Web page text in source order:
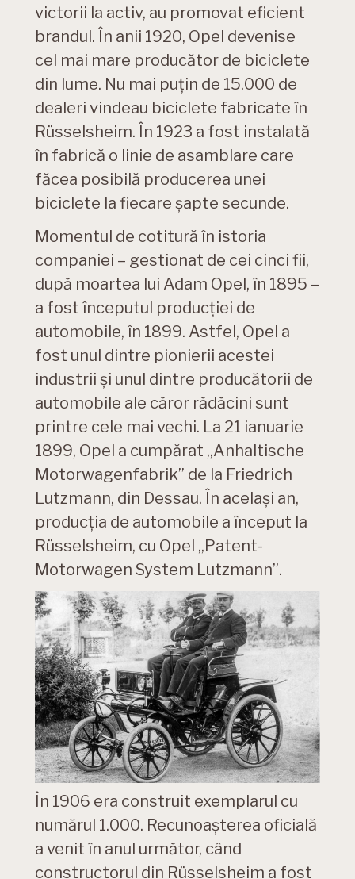
victorii la activ, au promovat eficient
brandul. În anii 1920, Opel devenise
cel mai mare producător de biciclete
din lume. Nu mai puțin de 15.000 de
dealeri vindeau biciclete fabricate în
Rüsselsheim. În 1923 a fost instalată
în fabrică o linie de asamblare care
făcea posibilă producerea unei
biciclete la fiecare șapte secunde.
Momentul de cotitură în istoria
companiei – gestionat de cei cinci fii,
după moartea lui Adam Opel, în 1895 –
a fost începutul producției de
automobile, în 1899. Astfel, Opel a
fost unul dintre pionierii acestei
industrii și unul dintre producătorii de
automobile ale căror rădăcini sunt
printre cele mai vechi. La 21 ianuarie
1899, Opel a cumpărat „Anhaltische
Motorwagenfabrik” de la Friedrich
Lutzmann, din Dessau. În același an,
producția de automobile a început la
Rüsselsheim, cu Opel „Patent-
Motorwagen System Lutzmann”.
În 1906 era construit exemplarul cu
numărul 1.000. Recunoașterea oficială
a venit în anul următor, când
constructorul din Rüsselsheim a fost